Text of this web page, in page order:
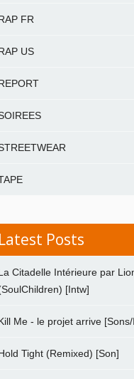
FR
US
Latest Posts
Citadelle Intérieure par
[Intw]
Me - le projet arrive
Tight (Remixed) [Son]